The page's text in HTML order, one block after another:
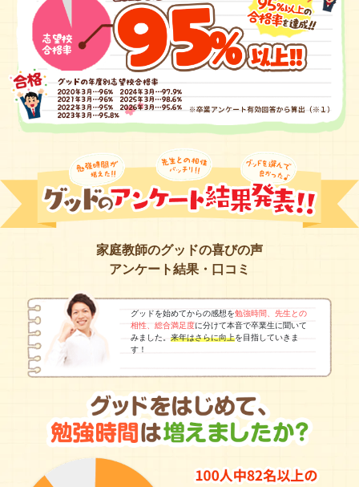
家庭教師のグッドの喜びの声
アンケート結果・口コミ
グッドを始めてからの感想を勉強時間、先生との
相性、総合満足度に分けて本音で卒業生に聞いて
みました。来年はさらに向上を目指していきま
す！